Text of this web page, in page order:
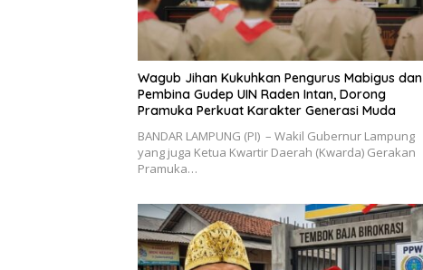
Wagub Jihan Kukuhkan Pengurus Mabigus dan
Pembina Gudep UIN Raden Intan, Dorong
Pramuka Perkuat Karakter Generasi Muda
BANDAR LAMPUNG (PI) – Wakil Gubernur Lampung
yang juga Ketua Kwartir Daerah (Kwarda) Gerakan
Pramuka…